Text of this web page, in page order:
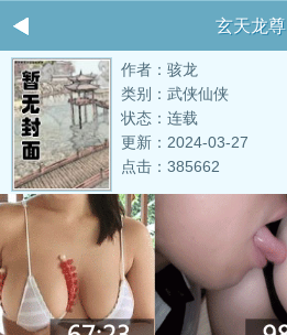
玄天龙尊
作者：骇龙
类别：武侠仙侠
状态：连载
更新：2024-03-27
点击：385662